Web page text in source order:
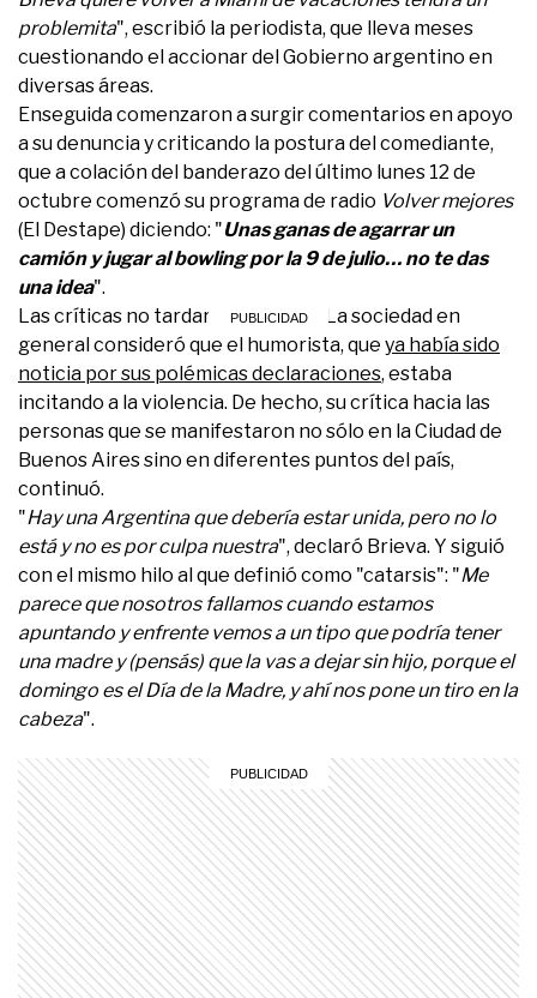
problemita", escribió la periodista, que lleva meses
cuestionando el accionar del Gobierno argentino en
diversas áreas.
Enseguida comenzaron a surgir comentarios en apoyo
a su denuncia y criticando la postura del comediante,
que a colación del banderazo del último lunes 12 de
octubre comenzó su programa de radio Volver mejores
(El Destape) diciendo: "Unas ganas de agarrar un
camión y jugar al bowling por la 9 de julio… no te das
una idea".
Las críticas no tardaron en llegar. La sociedad en
general consideró que el humorista, que ya había sido
noticia por sus polémicas declaraciones, estaba
incitando a la violencia. De hecho, su crítica hacia las
personas que se manifestaron no sólo en la Ciudad de
Buenos Aires sino en diferentes puntos del país,
continuó.
"Hay una Argentina que debería estar unida, pero no lo
está y no es por culpa nuestra", declaró Brieva. Y siguió
con el mismo hilo al que definió como "catarsis": "Me
parece que nosotros fallamos cuando estamos
apuntando y enfrente vemos a un tipo que podría tener
una madre y (pensás) que la vas a dejar sin hijo, porque el
domingo es el Día de la Madre, y ahí nos pone un tiro en la
cabeza".